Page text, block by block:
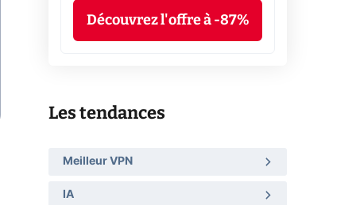
Découvrez l'offre à -87%
Les tendances
Meilleur VPN
IA